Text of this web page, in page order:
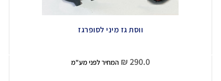
ווסת גז מיני לסופרגז
₪ 290.0 המחיר לפני מע"מ